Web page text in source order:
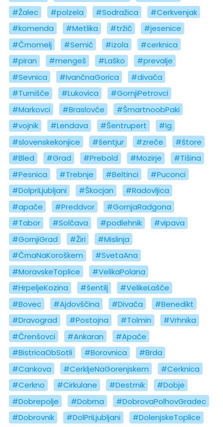
#Žalec
#polzela #Sodražica
#Cerkvenjak
#komenda
#Metlika #tržič
#jesenice
#Črnomelj
#Semič #izola
#cerknica
#piran
#mengeš #Laško
#prevalje
#Sevnica
#IvančnaGorica
#divača
#Turnišče
#Lukovica
#GornjiPetrovci
#Markovci
#Braslovče
#ŠmartnoobPaki
#vojnik
#Lendava #Šentrupert
#Ig
#slovenskekonjice
#šentjur #zreče
#štore
#Bled
#Grad #Prebold #Mozirje
#Tišina
#Pesnica
#Trebnje #Beltinci
#Puconci
#DolpriLjubljani
#Škocjan
#Radovljica
#apače
#Preddvor
#GornjaRadgona
#Tabor
#Solčava #podlehnik
#vipava
#GornjiGrad
#Žiri
#Mislinja
#ČrnaNaKoroškem
#SvetaAna
#MoravskeToplice
#VelikaPolana
#HrpeljeKozina
#šentilj
#VelikeLašče
#Bovec
#Ajdovščina #Divača
#Benedikt
#Dravograd
#Postojna #Tolmin
#Vrhnika
#Črenšovci
#Ankaran
#Apače
#BistricaObSotli
#Borovnica
#Brda
#Cankova
#CerkljeNaGorenjskem
#Cerknica
#Cerkno
#Cirkulane #Destrnik
#Dobje
#Dobrepolje
#Dobrna
#DobrovaPolhovGradec
#Dobrovnik
#DolPriLjubljani
#DolenjskeToplice